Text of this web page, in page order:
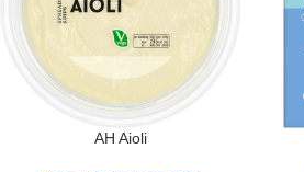
AH Aioli